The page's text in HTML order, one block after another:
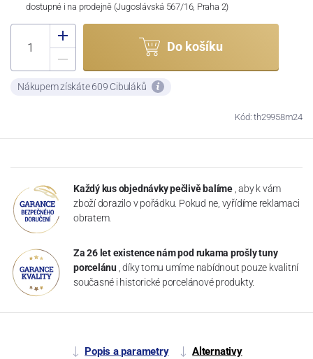
dostupné i na prodejně (Jugoslávská 567/16, Praha 2)
Do košíku
Nákupem získáte 609 Cibuláků
Kód: th29958m24
Každý kus objednávky pečlivě balíme , aby k vám
zboží dorazilo v pořádku. Pokud ne, vyřídíme reklamaci
obratem.
Za 26 let existence nám pod rukama prošly tuny
porcelánu , díky tomu umíme nabídnout pouze kvalitní
současné i historické porcelánové produkty.
Popis a parametry Alternativy